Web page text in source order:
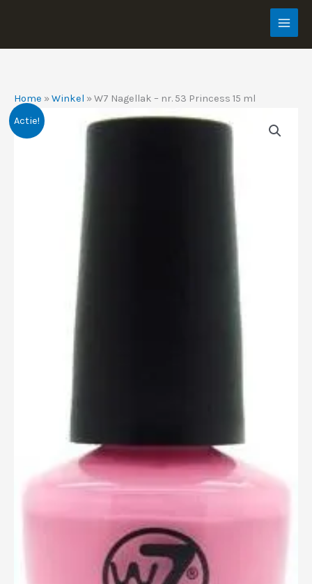
de
Home »Winkel »W7 Nagellak – nr. 53 Princess 15 ml
Actie!